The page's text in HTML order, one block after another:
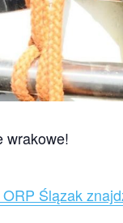
wrakowe!
Ślązak